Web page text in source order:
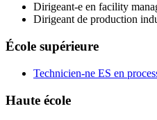
Dirigeant-e en facility
Dirigeant de production
École supérieure
Technicien-ne ES en
Haute école